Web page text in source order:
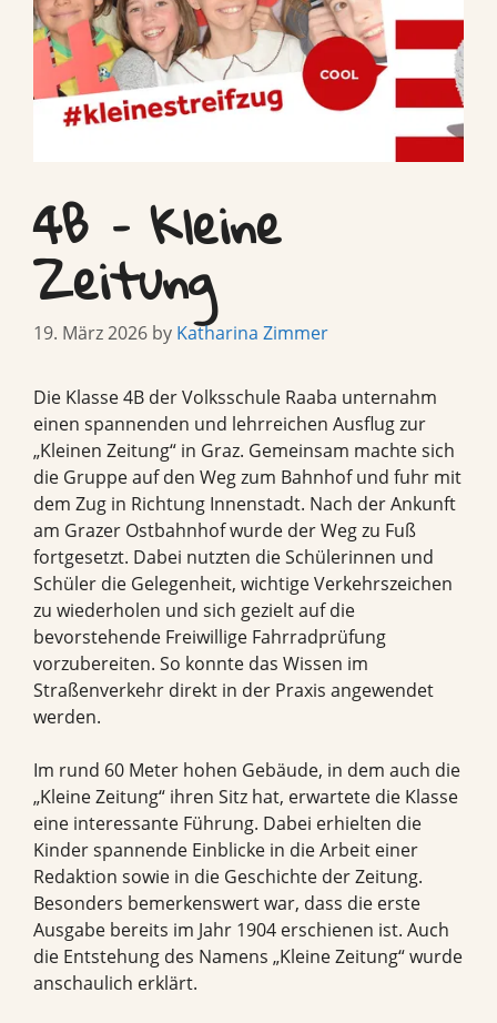
4B – Kleine
Zeitung
19. März 2026 by Katharina Zimmer
Die Klasse 4B der Volksschule Raaba unternahm
einen spannenden und lehrreichen Ausflug zur
„Kleinen Zeitung“ in Graz. Gemeinsam machte sich
die Gruppe auf den Weg zum Bahnhof und fuhr mit
dem Zug in Richtung Innenstadt. Nach der Ankunft
am Grazer Ostbahnhof wurde der Weg zu Fuß
fortgesetzt. Dabei nutzten die Schülerinnen und
Schüler die Gelegenheit, wichtige Verkehrszeichen
zu wiederholen und sich gezielt auf die
bevorstehende Freiwillige Fahrradprüfung
vorzubereiten. So konnte das Wissen im
Straßenverkehr direkt in der Praxis angewendet
werden.
Im rund 60 Meter hohen Gebäude, in dem auch die
„Kleine Zeitung“ ihren Sitz hat, erwartete die Klasse
eine interessante Führung. Dabei erhielten die
Kinder spannende Einblicke in die Arbeit einer
Redaktion sowie in die Geschichte der Zeitung.
Besonders bemerkenswert war, dass die erste
Ausgabe bereits im Jahr 1904 erschienen ist. Auch
die Entstehung des Namens „Kleine Zeitung“ wurde
anschaulich erklärt.